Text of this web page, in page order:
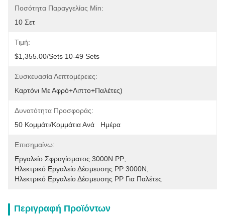
Ποσότητα Παραγγελίας Min:
10 Σετ
Τιμή:
$1,355.00/sets 10-49 Sets
Συσκευασία Λεπτομέρειες:
Καρτόνι Με Αφρό+λιπτο+παλέτες)
Δυνατότητα Προσφοράς:
50 Κομμάτι/κομμάτια Ανά   Ημέρα
Επισημαίνω:
Εργαλείο Σφραγίσματος 3000N PP
Ηλεκτρικό Εργαλείο Δέσμευσης PP 3000N
Ηλεκτρικό Εργαλείο Δέσμευσης PP Για Παλέτες
Περιγραφή Προϊόντων